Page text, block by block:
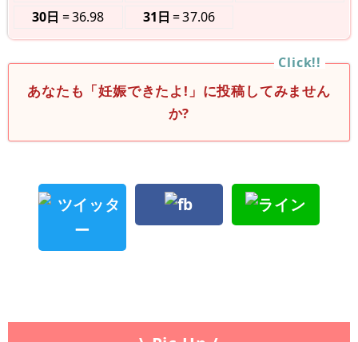
30日
36.98 31日 37.06
あなたも「妊娠できたよ!」に投稿してみません
か?